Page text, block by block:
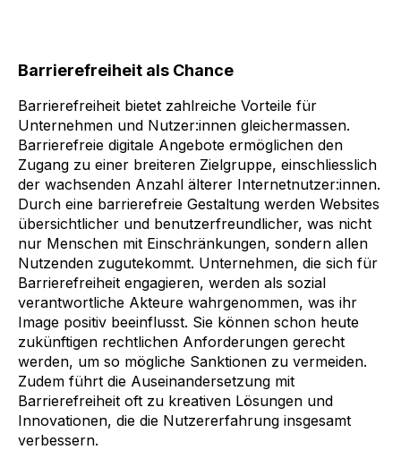
Barrierefreiheit als Chance
Barrierefreiheit bietet zahlreiche Vorteile für
Unternehmen und Nutzer:innen gleichermassen.
Barrierefreie digitale Angebote ermöglichen den
Zugang zu einer breiteren Zielgruppe, einschliesslich
der wachsenden Anzahl älterer Internetnutzer:innen.
Durch eine barrierefreie Gestaltung werden Websites
übersichtlicher und benutzerfreundlicher, was nicht
nur Menschen mit Einschränkungen, sondern allen
Nutzenden zugutekommt. Unternehmen, die sich für
Barrierefreiheit engagieren, werden als sozial
verantwortliche Akteure wahrgenommen, was ihr
Image positiv beeinflusst. Sie können schon heute
zukünftigen rechtlichen Anforderungen gerecht
werden, um so mögliche Sanktionen zu vermeiden.
Zudem führt die Auseinandersetzung mit
Barrierefreiheit oft zu kreativen Lösungen und
Innovationen, die die Nutzererfahrung insgesamt
verbessern.